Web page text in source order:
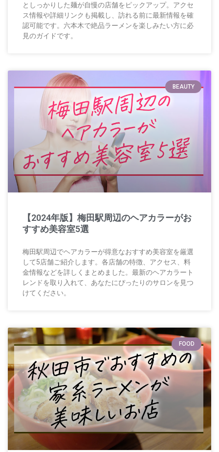
としっかりした麺が自慢の店舗をピックアップ。アクセ
ス情報や詳細リンクも掲載し、訪れる前に最新情報を確
認可能です。六本木で絶品ラーメンを楽しみたい方に必
見のガイドです。
BEAUTY
【2024年版】梅田駅周辺のヘアカラーがお
すすめ美容室5選
梅田駅周辺でヘアカラーが得意なおすすめ美容室を厳選
して5店舗ご紹介します。各店舗の特徴、アクセス、料
金情報などを詳しくまとめました。最新のヘアカラート
レンドを取り入れて、あなたにぴったりのサロンを見つ
けてください。
FOOD